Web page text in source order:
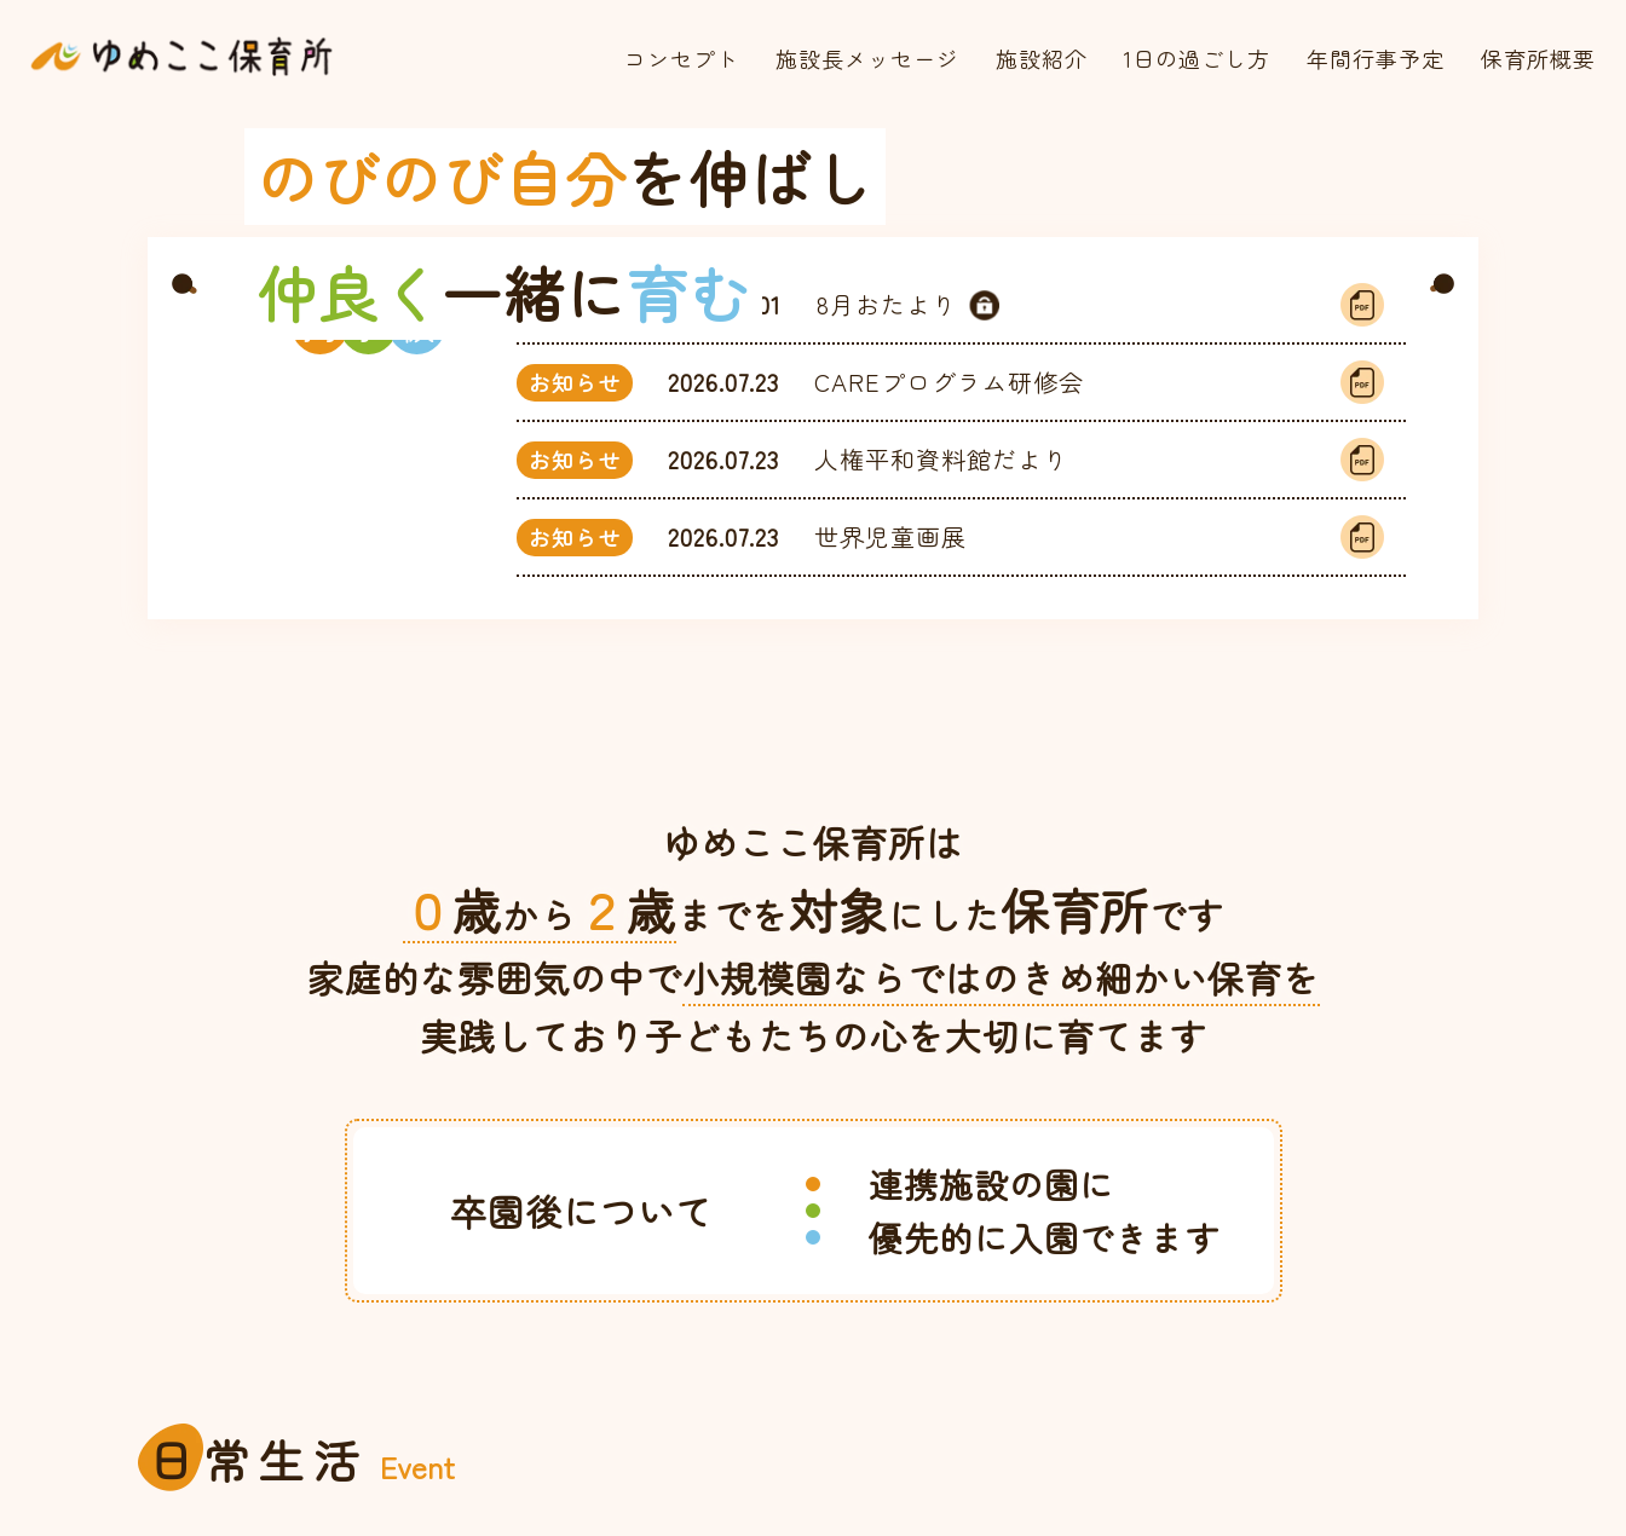
コンセプト 施設長メッセージ 施設紹介 1日の過ごし方 年間行事予定 保育所概要
のびのび自分を伸ばし
仲良く 一緒に育む
掲 示 板 お知らせ 2026.08.01 8月おたより
お知らせ 2026.07.23 CAREプログラム研修会
お知らせ 2026.07.23 人権平和資料館だより
お知らせ 2026.07.23 世界児童画展
ゆめここ保育所は
０歳から ２ 歳までを対象にした保育所です
家庭的な雰囲気の中で小規模園ならではの きめ細かい保育を
実践しており子どもたちの心を大切に育てます
卒園後について
連携施設の園に
優先的に入園できます
日常生活 Event